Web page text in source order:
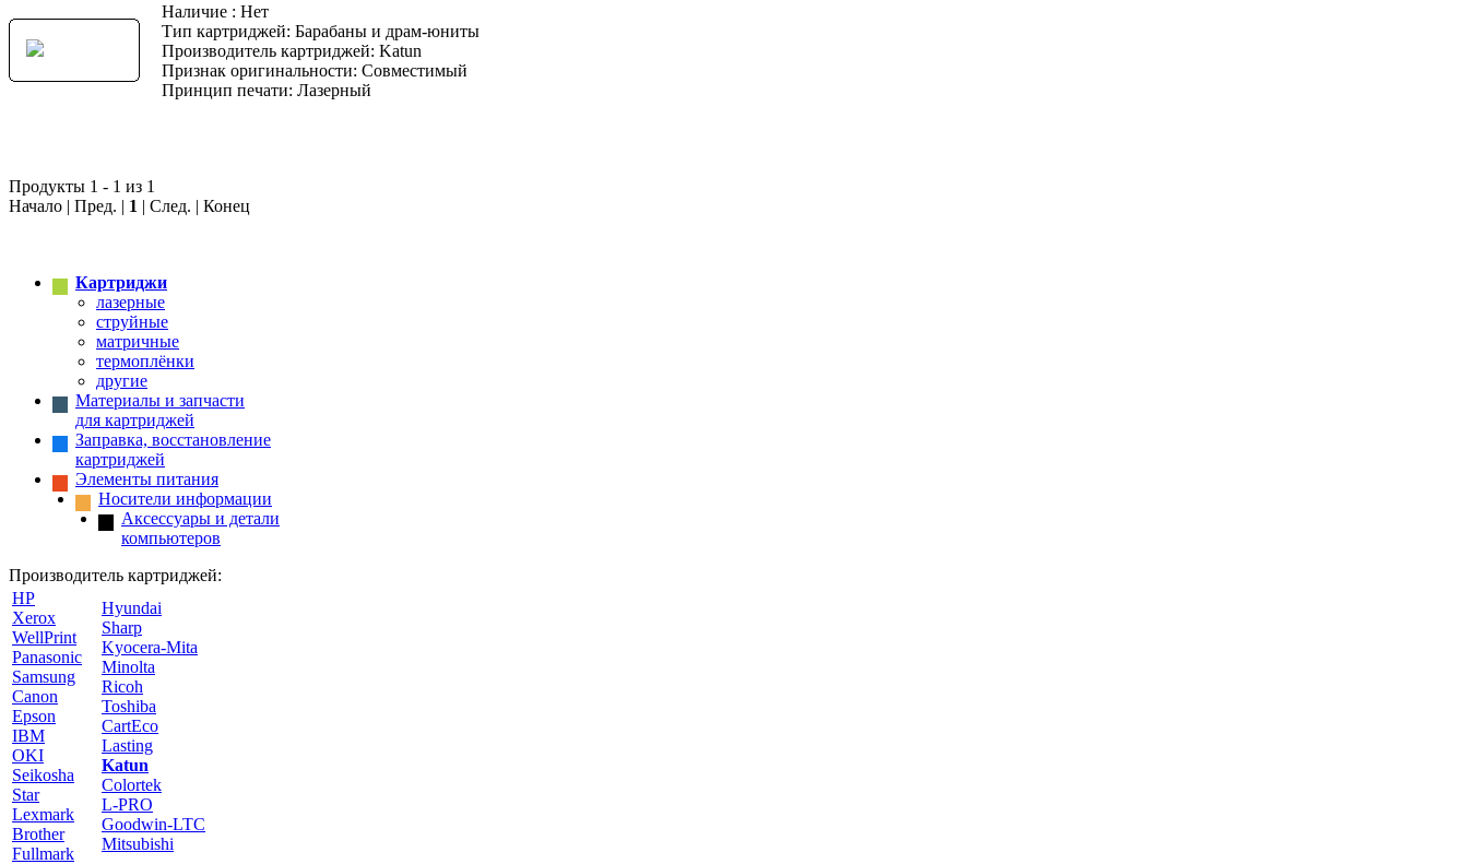
Наличие : Нет
Тип картриджей: Барабаны и драм-юниты
Производитель картриджей: Katun
Признак оригинальности: Совместимый
Принцип печати: Лазерный
Продукты 1 - 1 из 1
Начало | Пред. | 1 | След. | Конец
Картриджи
лазерные
струйные
матричные
термоплёнки
другие
Материалы и запчасти
для картриджей
Заправка, восстановление
картриджей
Элементы питания
Носители информации
Аксессуары и детали
компьютеров
Производитель картриджей:
HP
Xerox
WellPrint
Panasonic
Samsung
Canon
Epson
IBM
OKI
Seikosha
Star
Lexmark
Brother
Fullmark
Hyundai
Sharp
Kyocera-Mita
Minolta
Ricoh
Toshiba
CartEco
Lasting
Katun
Colortek
L-PRO
Goodwin-LTC
Mitsubishi